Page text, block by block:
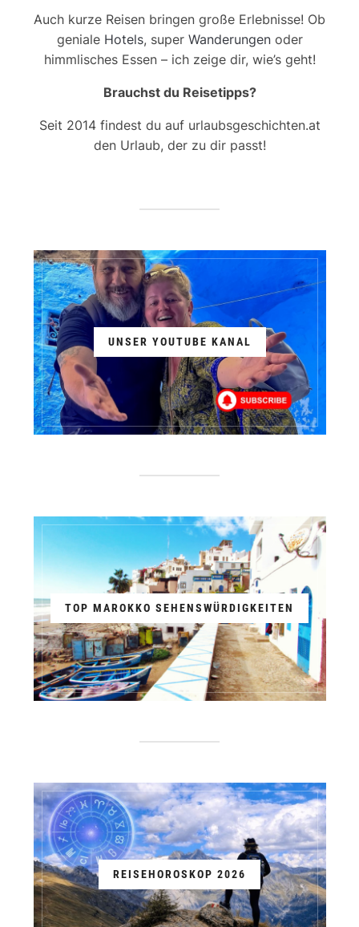
Auch kurze Reisen bringen große Erlebnisse! Ob
geniale Hotels, super Wanderungenoder
himmlisches Essen – ich zeige dir, wie’s geht!
Brauchst du Reisetipps?
Seit 2014 findest du auf urlaubsgeschichten.at
den Urlaub, der zu dir passt!
UNSER YOUTUBE KANAL
TOP MAROKKO SEHENSWÜRDIGKEITEN
REISEHOROSKOP 2026